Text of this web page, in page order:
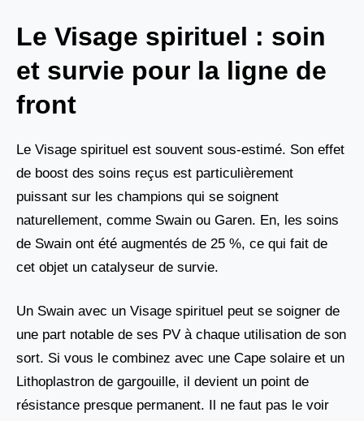
Le Visage spirituel : soin
et survie pour la ligne de
front
Le Visage spirituel est souvent sous-estimé. Son effet
de boost des soins reçus est particulièrement
puissant sur les champions qui se soignent
naturellement, comme Swain ou Garen. En, les soins
de Swain ont été augmentés de 25 %, ce qui fait de
cet objet un catalyseur de survie.
Un Swain avec un Visage spirituel peut se soigner de
une part notable de ses PV à chaque utilisation de son
sort. Si vous le combinez avec une Cape solaire et un
Lithoplastron de gargouille, il devient un point de
résistance presque permanent. Il ne faut pas le voir